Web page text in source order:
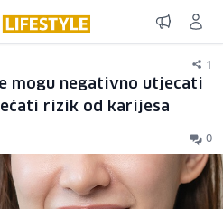
1
mogu negativno utjecati
rizik od karijesa
0